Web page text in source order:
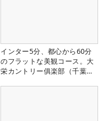
インター5分、都心から60分
のフラットな美観コース。大
栄カントリー俱楽部（千葉